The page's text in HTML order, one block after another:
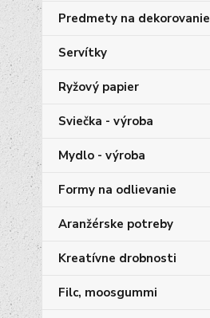
Predmety na dekorovanie
Servítky
Ryžový papier
Sviečka - výroba
Mydlo - výroba
Formy na odlievanie
Aranžérske potreby
Kreatívne drobnosti
Filc, moosgummi